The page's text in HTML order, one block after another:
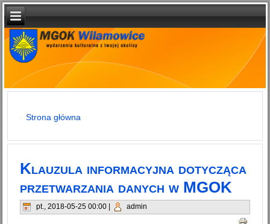
Jesteś tutaj
Strona główna
Klauzula informacyjna dotycząca
przetwarzania danych w MGOK
pt., 2018-05-25 00:00 admin